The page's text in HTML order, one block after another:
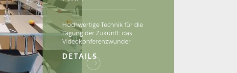
Hochwertige Technik für die
Tagung der Zukunft: das
Videokonferenzwunder
DETAILS